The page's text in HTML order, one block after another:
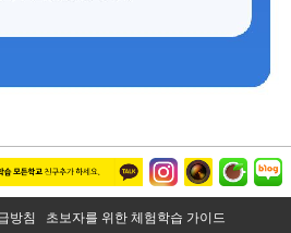
방침 초보자를 위한 체험학습 가이드